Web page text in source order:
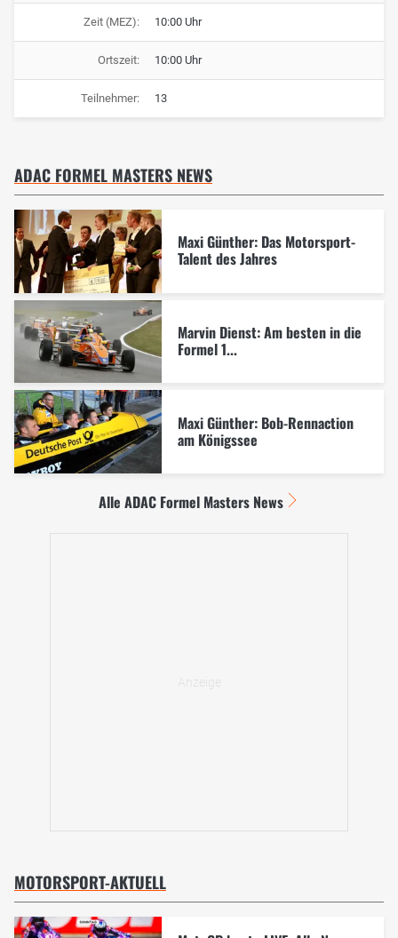
Zeit (MEZ): 10:00 Uhr
Ortszeit: 10:00 Uhr
Teilnehmer: 13
ADAC FORMEL MASTERS NEWS
Maxi Günther: Das Motorsport-
Talent des Jahres
Marvin Dienst: Am besten in die
Formel 1...
Maxi Günther: Bob-Rennaction
am Königssee
Alle ADAC Formel Masters News
MOTORSPORT-AKTUELL